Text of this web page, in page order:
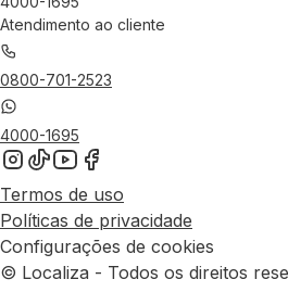
Atendimento ao cliente
0800-701-2523
4000-1695
Termos de uso
Políticas de privacidade
Configurações de cookies
© Localiza - Todos os direitos